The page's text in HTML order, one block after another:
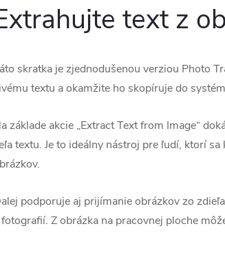
text z
skratka je zjednodušenou verziou Photo
textu a okamžite ho skopíruje do
základe akcie „Extract Text from Image“
textu. Je to ideálny nástroj pre ľudí, ktorí
podporuje aj prijímanie obrázkov zo
Z obrázka na pracovnej ploche